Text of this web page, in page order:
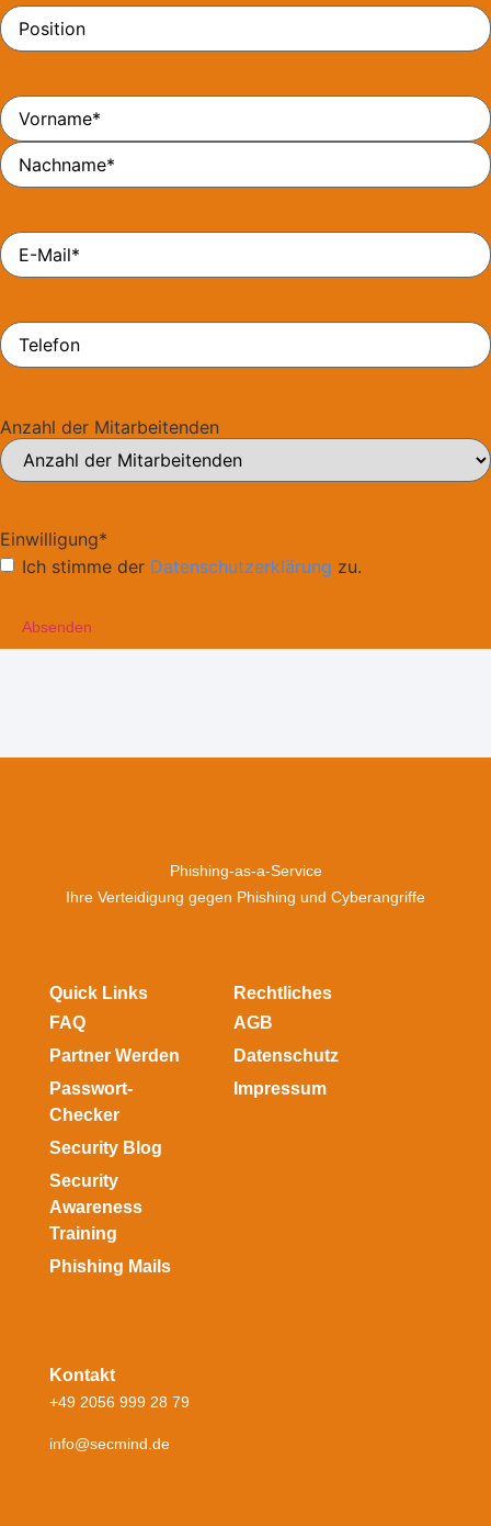
Position
Name
E-
Mail*
Telefon
Anzahl der Mitarbeitenden
Einwilligung*
Ich stimme der Datenschutzerklärung zu.
Phishing-as-a-Service
Ihre Verteidigung gegen Phishing und Cyberangriffe
Quick Links
FAQ
Partner Werden
Passwort-
Checker
Security Blog
Security
Awareness
Training
Phishing Mails
Rechtliches
AGB
Datenschutz
Impressum
Kontakt
+49 2056 999 28 79
info@secmind.de